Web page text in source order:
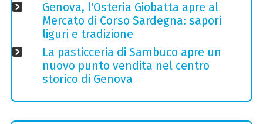
Genova, l'Osteria Giobatta apre al
Mercato di Corso Sardegna: sapori
liguri e tradizione
La pasticceria di Sambuco apre un
nuovo punto vendita nel centro
storico di Genova